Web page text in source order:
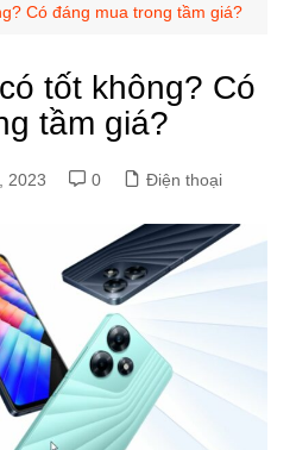
Có đáng mua trong tầm giá?
tốt không? Có
tầm giá?
2023 0 Điện thoại